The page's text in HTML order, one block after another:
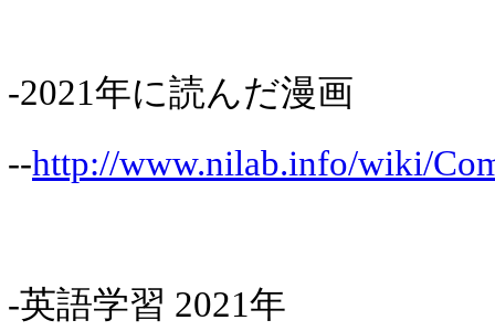
-2021年に読んだ漫画
--http://www.nilab.info/wiki/
-英語学習 2021年